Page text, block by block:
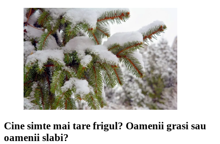
Cine simte mai tare frigul? Oamenii grasi sau
oamenii slabi?